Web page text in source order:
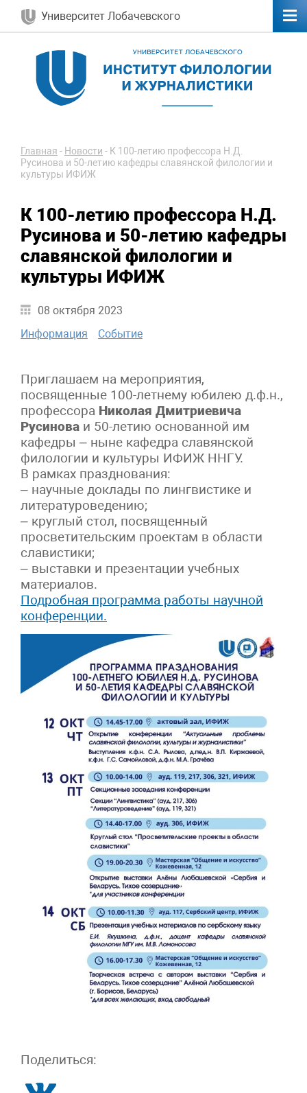
Университет Лобачевского
Главная - Новости - К 100-летию профессора Н.Д.
Русинова и 50-летию кафедры славянской филологии и
культуры ИФИЖ
К 100-летию профессора Н.Д.
Русинова и 50-летию кафедры
славянской филологии и
культуры ИФИЖ
08 октября 2023
Информация
Событие
Приглашаем на мероприятия,
посвященные 100-летнему юбилею д.ф.н.,
профессора Николая Дмитриевича
Русинова и 50-летию основанной им
кафедры – ныне кафедра славянской
филологии и культуры ИФИЖ ННГУ.
В рамках празднования:
– научные доклады по лингвистике и
литературоведению;
– круглый стол, посвященный
просветительским проектам в области
славистики;
– выставки и презентации учебных
материалов.
Подробная программа работы научной
конференции.
Поделиться: